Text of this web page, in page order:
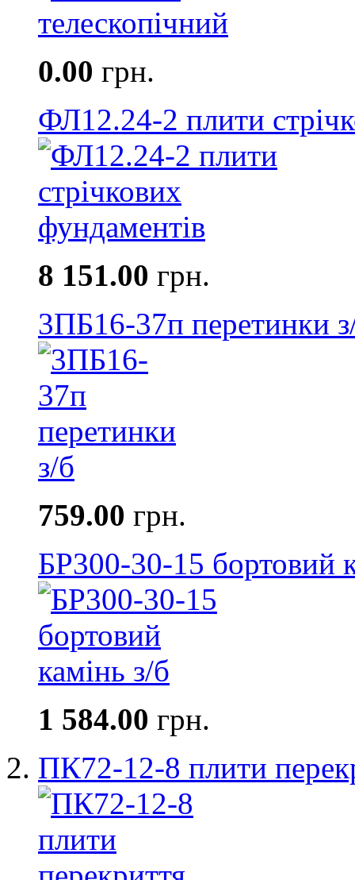
0.00 грн.
ФЛ12.24-2 плити
8 151.00 грн.
3ПБ16-37п перетинки
759.00 грн.
БР300-30-15 бортовий
1 584.00 грн.
ПК72-12-8 плити